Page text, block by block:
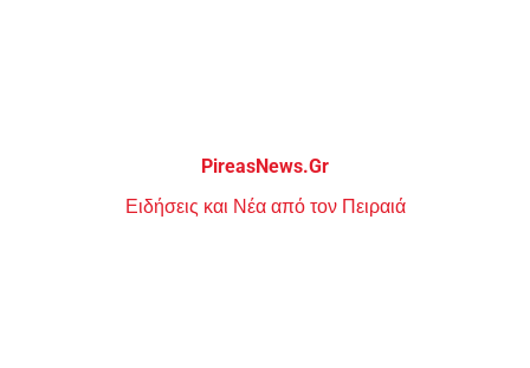
PireasNews.Gr
Ειδήσεις και Νέα από τον Πειραιά